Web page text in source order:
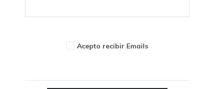
Acepto recibir Emails